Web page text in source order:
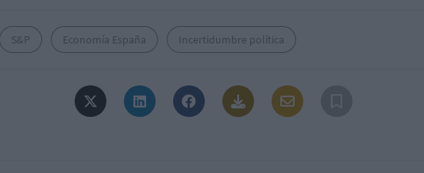
S&P Economía España Incertidumbre política